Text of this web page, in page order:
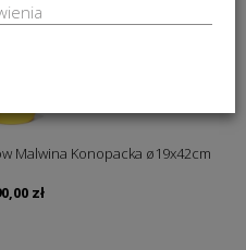
Malwina Konopacka ø19x42cm
zł